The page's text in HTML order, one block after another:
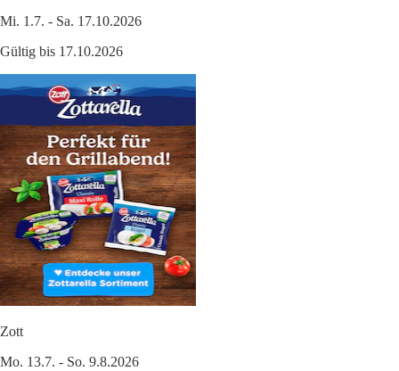
Mi. 1.7. - Sa. 17.10.2026
Gültig bis 17.10.2026
Zott
Mo. 13.7. - So. 9.8.2026